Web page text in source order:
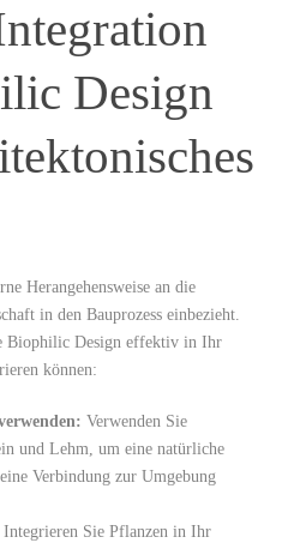
Design⁢
Herangehensweise ⁢an die
in den Bauprozess einbezieht.
Biophilic Design effektiv in Ihr‌
können:
Verwenden Sie
und Lehm,‌ um eine natürliche
Verbindung zur Umgebung⁤
Integrieren⁣ Sie Pflanzen in Ihr